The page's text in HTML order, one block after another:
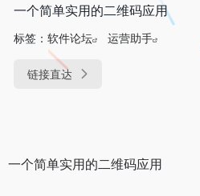
一个简单实用的二维码应用
标签： 软件论坛 运营助手
链接直达
一个简单实用的二维码应用